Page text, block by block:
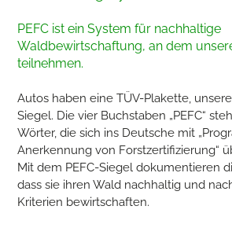
PEFC ist ein System für nachhaltige
Waldbewirtschaftung, an dem
teilnehmen.
Autos haben eine TÜV-Plakette,
Siegel. Die vier Buchstaben „PEFC“
Wörter, die sich ins Deutsche mit
Anerkennung von Forstzertifizierung“
Mit dem PEFC-Siegel dokumentieren
dass sie ihren Wald nachhaltig und
Kriterien bewirtschaften.